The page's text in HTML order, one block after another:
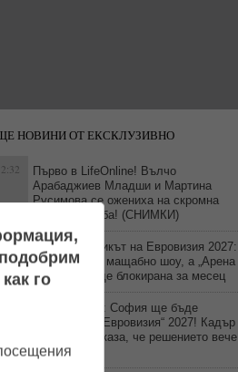
НОВИНИ ОТ ЕКСКЛУЗИВНО
Първо в LifeOnline! Вълчо
Арабаджиев Младши и Мартина
Русимова сe oжениха на скромна
плажна сватба! (СНИМКИ)
Изтече графикът на Евровизия 2027:
София готви мащабно шоу, а „Арена
8888“ ще бъде блокирана за месец
Издадоха се: София ще бъде
домакин на „Евровизия“ 2027! Кадър
от БНТ подсказа, че решението вече
е взето
го